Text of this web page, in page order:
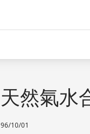
天然氣水
96/10/01